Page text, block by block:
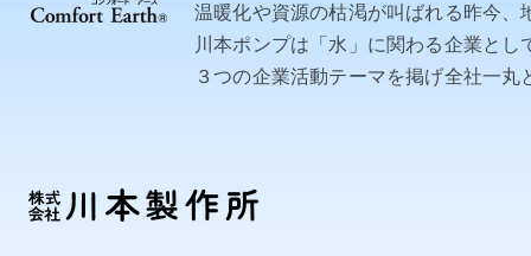
温暖化や資源の枯渇が叫ばれる昨今
川本ポンプは「水」に関わる企業と
３つの企業活動テーマを掲げ全社一